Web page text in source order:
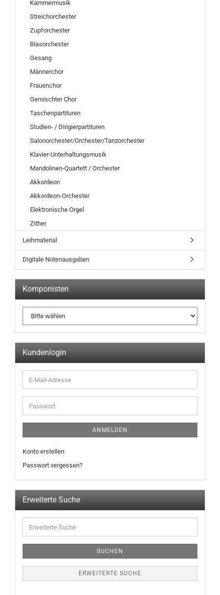
Kammermusik
Streichorchester
Zupforchester
Blasorchester
Gesang
Männerchor
Frauenchor
Gemischter Chor
Taschenpartituren
Studien- / Dirigierpartituren
Salonorchester/Orchester/Tanzorchester
Klavier-Unterhaltungsmusik
Mandolinen-Quartett / Orchester
Akkordeon
Akkordeon-Orchester
Elektronische Orgel
Zither
Leihmaterial
Digitale Notenausgaben
Komponisten
Kundenlogin
ANMELDEN
Konto erstellen
Passwort vergessen?
Erweiterte Suche
SUCHEN
ERWEITERTE SUCHE